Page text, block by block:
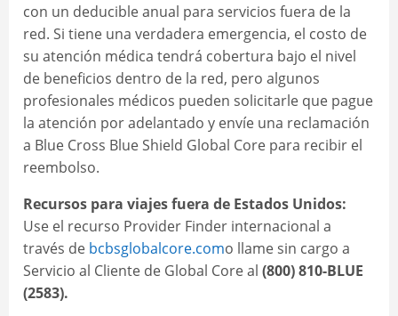
con un deducible anual para servicios fuera de la
red. Si tiene una verdadera emergencia, el costo de
su atención médica tendrá cobertura bajo el nivel
de beneficios dentro de la red, pero algunos
profesionales médicos pueden solicitarle que pague
la atención por adelantado y envíe una reclamación
a Blue Cross Blue Shield Global Core para recibir el
reembolso.
Recursos para viajes fuera de Estados Unidos:
Use el recurso Provider Finder internacional a
través de bcbsglobalcore.como llame sin cargo a
Servicio al Cliente de Global Core al (800) 810-BLUE
(2583).